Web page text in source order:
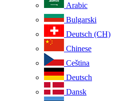
Arabic
Bulgarski
Deutsch (CH)
Chinese
Ceština
Deutsch
Dansk